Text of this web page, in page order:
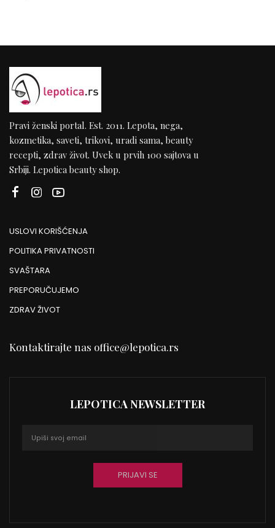
Pravi ženski portal. Est. 2011. Lepota, nega,
kozmetika, saveti, trikovi, uradi sama, beauty
recepti, zdrav život. Uvek u prvih 100 sajtova u
Srbiji. Lepotica beauty shop.
USLOVI KORIŠĆENJA
POLITIKA PRIVATNOSTI
SVAŠTARA
PREPORUČUJEMO
ZDRAV ŽIVOT
Kontaktirajte nas office@lepotica.rs
LEPOTICA NEWSLETTER